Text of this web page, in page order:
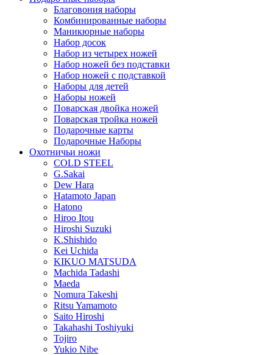
Благовония наборы
Комбинированные наборы
Маникюрные наборы
Набор досок
Набор из четырех ножей
Набор ножей без подставки
Набор ножей с подставкой
Наборы для детей
Наборы ножей
Поварская двойка ножей
Поварская тройка ножей
Подарочные карты
Подарочные Наборы
Охотничьи ножи
COLD STEEL
G.Sakai
Dew Hara
Hatamoto Japan
Hatono
Hiroo Itou
Hiroshi Suzuki
K.Shishido
Kei Uchida
KIKUO MATSUDA
Machida Tadashi
Maeda
Nomura Takeshi
Ritsu Yamamoto
Saito Hiroshi
Takahashi Toshiyuki
Tojiro
Yukio Nibe